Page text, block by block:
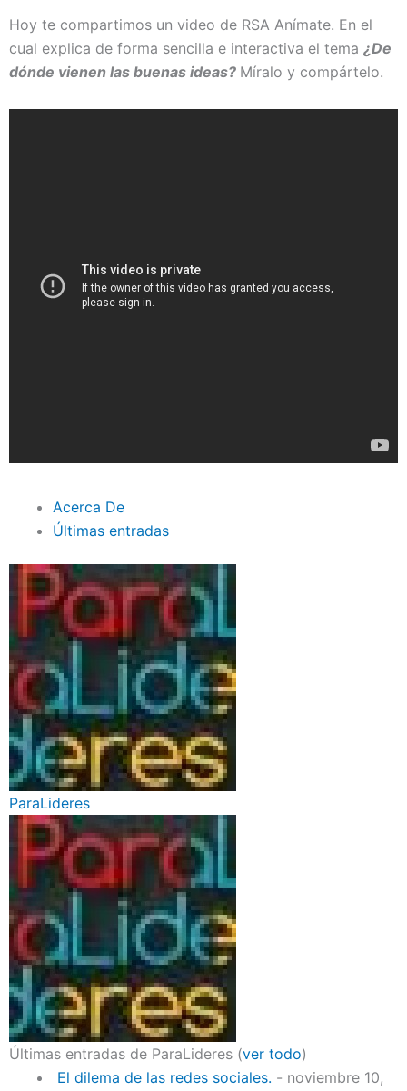
Hoy te compartimos un video de RSA Anímate. En el
cual explica de forma sencilla e interactiva el tema ¿De
dónde vienen las buenas ideas? Míralo y compártelo.
Acerca De
Últimas entradas
ParaLideres
Últimas entradas de ParaLideres (ver todo)
El dilema de las redes sociales. - noviembre 10,